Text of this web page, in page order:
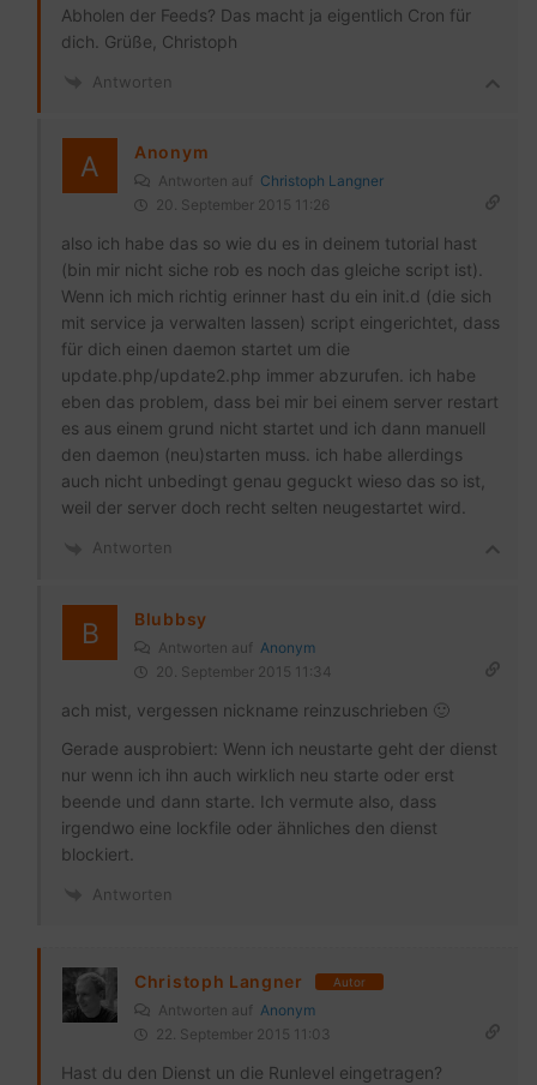
Abholen der Feeds? Das macht ja eigentlich Cron für
dich. Grüße, Christoph
Antworten
Anonym
Antworten auf Christoph Langner
20. September 2015 11:26
also ich habe das so wie du es in deinem tutorial hast
(bin mir nicht siche rob es noch das gleiche script ist).
Wenn ich mich richtig erinner hast du ein init.d (die sich
mit service ja verwalten lassen) script eingerichtet, dass
für dich einen daemon startet um die
update.php/update2.php immer abzurufen. ich habe
eben das problem, dass bei mir bei einem server restart
es aus einem grund nicht startet und ich dann manuell
den daemon (neu)starten muss. ich habe allerdings
auch nicht unbedingt genau geguckt wieso das so ist,
weil der server doch recht selten neugestartet wird.
Antworten
Blubbsy
Antworten auf Anonym
20. September 2015 11:34
ach mist, vergessen nickname reinzuschrieben 🙂
Gerade ausprobiert: Wenn ich neustarte geht der dienst
nur wenn ich ihn auch wirklich neu starte oder erst
beende und dann starte. Ich vermute also, dass
irgendwo eine lockfile oder ähnliches den dienst
blockiert.
Antworten
Christoph Langner Autor
Antworten auf Anonym
22. September 2015 11:03
Hast du den Dienst un die Runlevel eingetragen?